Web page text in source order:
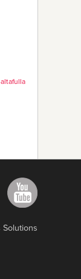
Solutions